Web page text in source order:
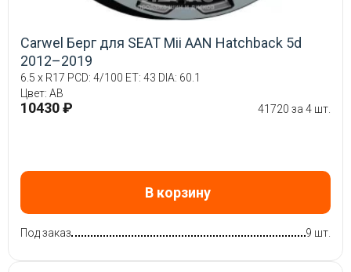
Carwel Берг для SEAT Mii AAN Hatchback 5d
2012–2019
6.5 x R17 PCD: 4/100 ET: 43 DIA: 60.1
Цвет: AB
10430 ₽ 41720 за 4 шт.
В корзину
Под заказ 9 шт.